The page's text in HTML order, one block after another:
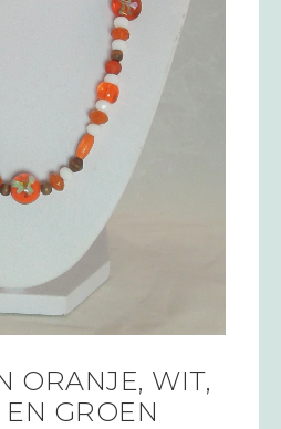
ORANJE, WIT,
GROEN